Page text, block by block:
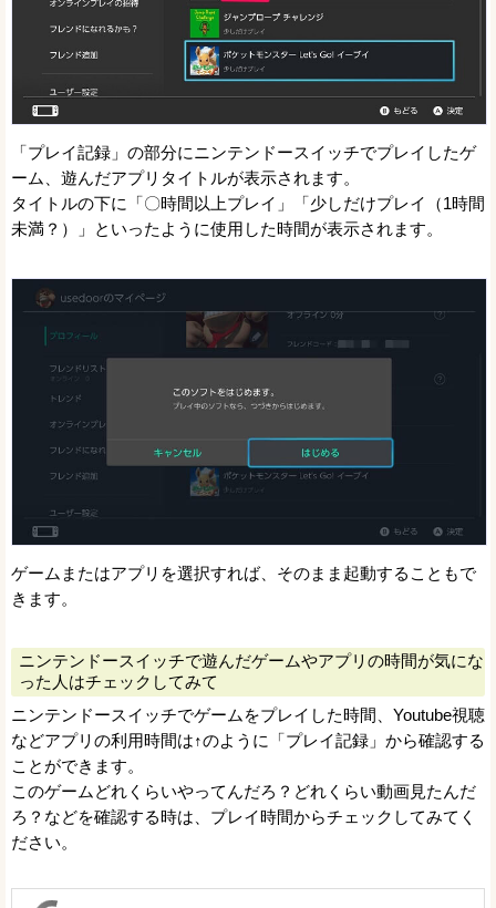
「プレイ記録」の部分にニンテンドースイッチでプレイしたゲ
ーム、遊んだアプリタイトルが表示されます。
タイトルの下に「〇時間以上プレイ」「少しだけプレイ（1時間
未満？）」といったように使用した時間が表示されます。
ゲームまたはアプリを選択すれば、そのまま起動することもで
きます。
ニンテンドースイッチで遊んだゲームやアプリの時間が気にな
った人はチェックしてみて
ニンテンドースイッチでゲームをプレイした時間、Youtube視聴
などアプリの利用時間は↑のように「プレイ記録」から確認する
ことができます。
このゲームどれくらいやってんだろ？どれくらい動画見たんだ
ろ？などを確認する時は、プレイ時間からチェックしてみてく
ださい。